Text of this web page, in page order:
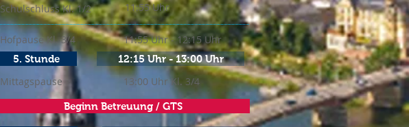
Schulschluss Kl. 1/2 11:55 Uhr
Hofpause Kl. 3/4
5. Stunde
11:55 Uhr - 12:15 Uhr
12:15 Uhr - 13:00 Uhr
Mittagspause 13:00 Uhr Kl. 3/4
Beginn Betreuung / GTS